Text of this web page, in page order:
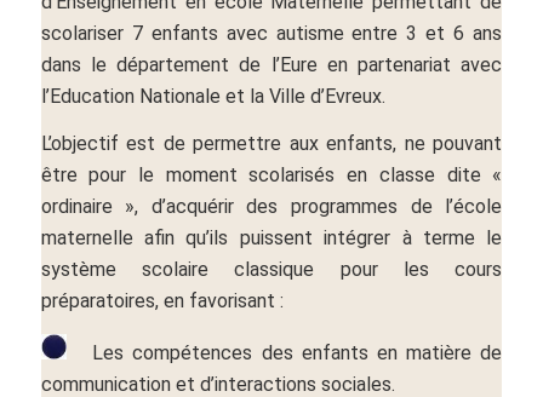
scolariser 7 enfants avec autisme entre 3 et 6 ans
dans le département de l’Eure en partenariat avec
l’Education Nationale et la Ville d’Evreux.
L’objectif est de permettre aux enfants, ne pouvant
être pour le moment scolarisés en classe dite «
ordinaire », d’acquérir des programmes de l’école
maternelle afin qu’ils puissent intégrer à terme le
système scolaire classique pour les cours
préparatoires, en favorisant :
Les compétences des enfants en matière de
communication et d’interactions sociales.